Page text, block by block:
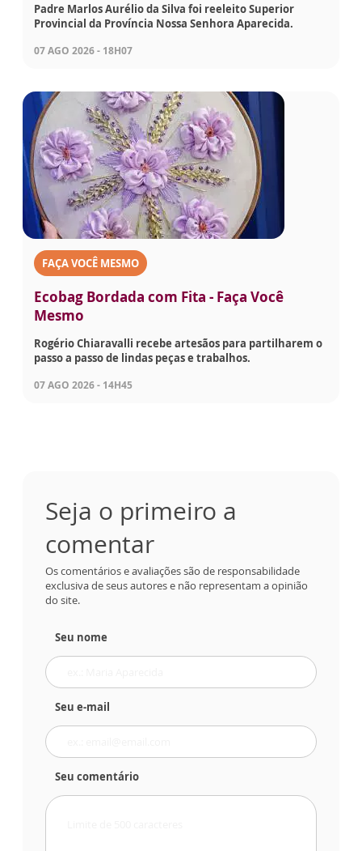
Padre Marlos Aurélio da Silva foi reeleito Superior
Provincial da Província Nossa Senhora Aparecida.
07 AGO 2026 - 18H07
FAÇA VOCÊ MESMO
Ecobag Bordada com Fita - Faça Você
Mesmo
Rogério Chiaravalli recebe artesãos para partilharem o
passo a passo de lindas peças e trabalhos.
07 AGO 2026 - 14H45
Seja o primeiro a
comentar
Os comentários e avaliações são de responsabilidade
exclusiva de seus autores e não representam a opinião
do site.
Seu nome
Seu e-mail
Seu comentário